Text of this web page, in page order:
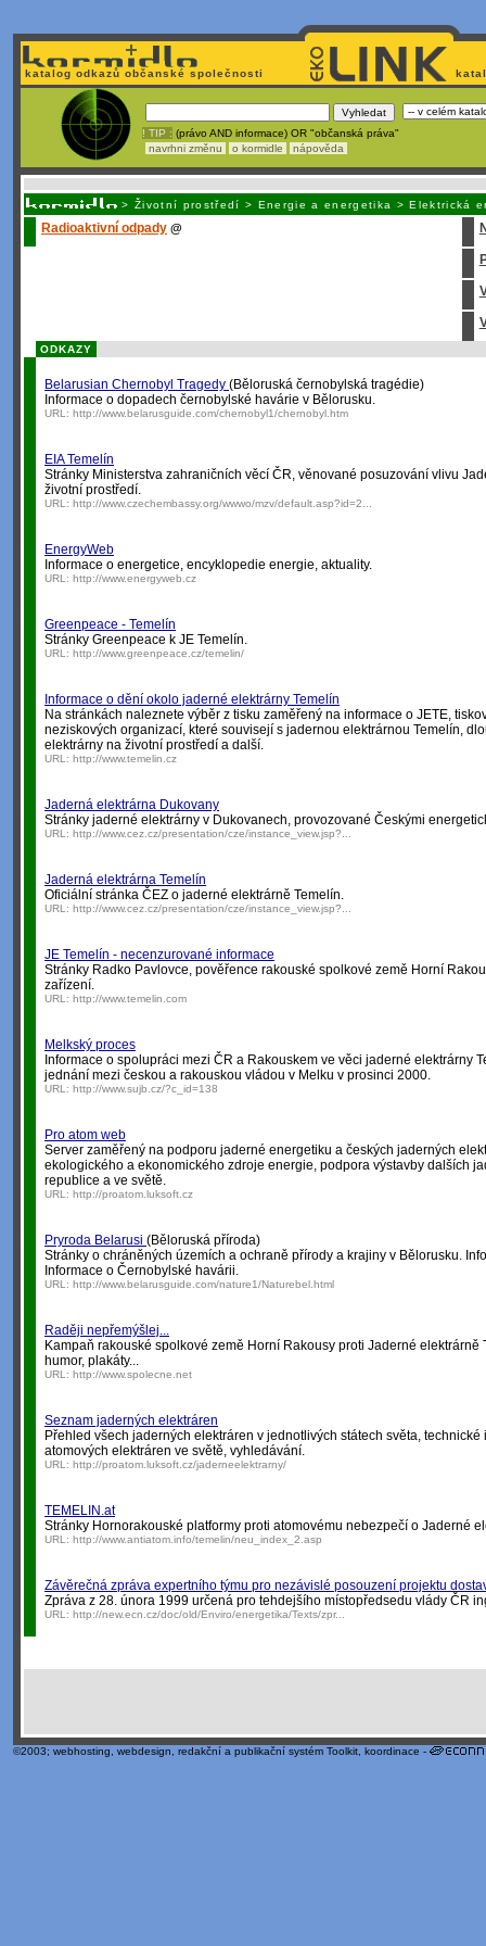
katalog odkazů občanské společnosti
! TIP : (právo AND informace) OR "občanská práva"
navrhni změnu
o kormidle nápověda
> Životní prostředí > Energie a energetika >Elektrická
Radioaktivní odpady @
ODKAZY
Belarusian Chernobyl Tragedy (Běloruská černobylská tragédie)
Informace o dopadech černobylské havárie v Bělorusku.
URL: http://www.belarusguide.com/chernobyl1/chernobyl.htm
EIA Temelín
Stránky Ministerstva zahraničních věcí ČR, věnované posuzování vlivu
životní prostředí.
URL: http://www.czechembassy.org/wwwo/mzv/default.asp?id=2...
EnergyWeb
Informace o energetice, encyklopedie energie, aktuality.
URL: http://www.energyweb.cz
Greenpeace - Temelín
Stránky Greenpeace k JE Temelín.
URL: http://www.greenpeace.cz/temelin/
Informace o dění okolo jaderné elektrárny Temelín
Na stránkách naleznete výběr z tisku zaměřený na informace o JETE,
neziskových organizací, které souvisejí s jadernou elektrárnou Temelín,
elektrárny na životní prostředí a další.
URL: http://www.temelin.cz
Jaderná elektrárna Dukovany
Stránky jaderné elektrárny v Dukovanech, provozované Českými
URL: http://www.cez.cz/presentation/cze/instance_view.jsp?...
Jaderná elektrárna Temelín
Oficiální stránka ČEZ o jaderné elektrárně Temelín.
URL: http://www.cez.cz/presentation/cze/instance_view.jsp?...
JE Temelín - necenzurované informace
Stránky Radko Pavlovce, pověřence rakouské spolkové země Horní
zařízení.
URL: http://www.temelin.com
Melkský proces
Informace o spolupráci mezi ČR a Rakouskem ve věci jaderné elektrárny
jednání mezi českou a rakouskou vládou v Melku v prosinci 2000.
URL: http://www.sujb.cz/?c_id=138
Pro atom web
Server zaměřený na podporu jaderné energetiku a českých jaderných
ekologického a ekonomického zdroje energie, podpora výstavby dalších
republice a ve světě.
URL: http://proatom.luksoft.cz
Pryroda Belarusi (Běloruská příroda)
Stránky o chráněných územích a ochraně přírody a krajiny v Bělorusku.
Informace o Černobylské havárii.
URL: http://www.belarusguide.com/nature1/Naturebel.html
Raději nepřemýšlej...
Kampaň rakouské spolkové země Horní Rakousy proti Jaderné elektrárně
humor, plakáty...
URL: http://www.spolecne.net
Seznam jaderných elektráren
Přehled všech jaderných elektráren v jednotlivých státech světa,
atomových elektráren ve světě, vyhledávání.
URL: http://proatom.luksoft.cz/jaderneelektrarny/
TEMELIN.at
Stránky Hornorakouské platformy proti atomovému nebezpečí o Jaderné
URL: http://www.antiatom.info/temelin/neu_index_2.asp
Závěrečná zpráva expertního týmu pro nezávislé posouzení projektu
Zpráva z 28. února 1999 určená pro tehdejšího místopředsedu vlády ČR
URL: http://new.ecn.cz/doc/old/Enviro/energetika/Texts/zpr...
©2003; webhosting webdesign redakční a publikační systém Toolkit , koordinace -